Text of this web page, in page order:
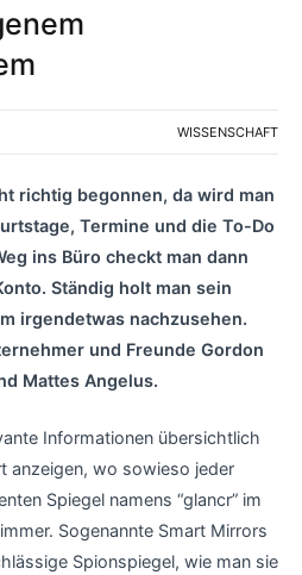
WISSENSCHAFT
richtig begonnen, da wird man
Termine und die To-Do
ins Büro checkt man dann
Ständig holt man sein
irgendetwas nachzusehen.
und Freunde Gordon
Mattes Angelus.
Informationen übersichtlich
anzeigen, wo sowieso jeder
Spiegel namens “glancr” im
Sogenannte Smart Mirrors
Spionspiegel, wie man sie